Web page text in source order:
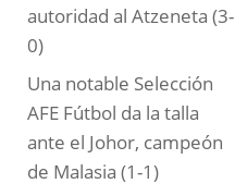
autoridad al Atzeneta (3-
0)
Una notable Selección
AFE Fútbol da la talla
ante el Johor, campeón
de Malasia (1-1)